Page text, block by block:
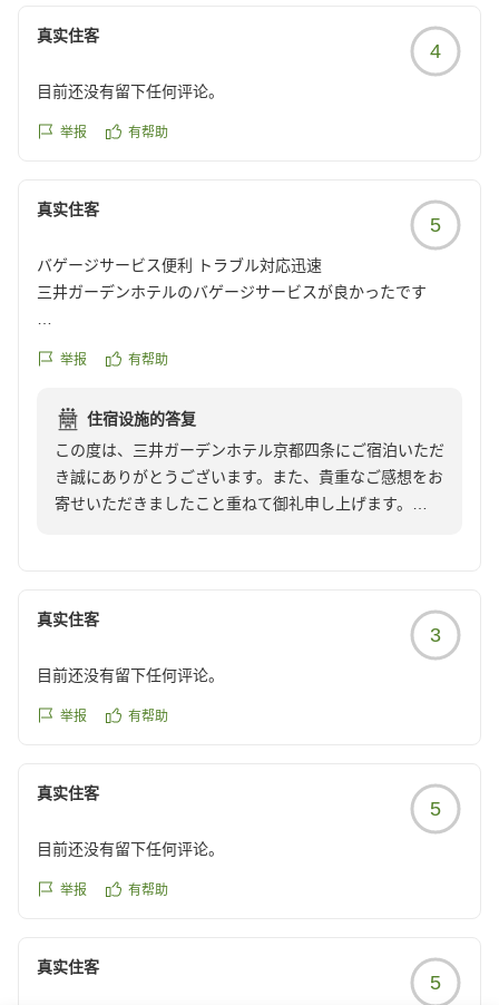
真实住客
4
目前还没有留下任何评论。
举报 有帮助
真实住客
5
バゲージサービス便利 トラブル対応迅速
三井ガーデンホテルのバゲージサービスが良かったです
たが、フロントの方が速攻来てくれて助かりました
クチコミの詳細はこちらから
https://review.travel.rakuten.co.jp/hotel/voice/1787?
举报 有帮助
住宿设施的答复
この度は、三井ガーデンホテル京都四条にご宿泊いただ
き誠にありがとうございます。また、貴重なご感想をお
寄せいただきましたこと重ねて御礼申し上げます。
いただいております。
当館では、館内でも客室でも京都らしい雰囲気をお楽し
みいただけるよう、京都三大祭りの一つである祇園祭を
都らしい和の空間で、日々の疲れを癒しゆったりとお寛
頂戴し、大変嬉しく存じます。
お困りのことがございましたら、何なりとお申し付けく
ださいませ。
皆様にご愛顧いただけるホテルを目指し、スタッフ一同
またのご来館を心よりお待ち申し上げております。
真实住客
3
目前还没有留下任何评论。
举报 有帮助
真实住客
5
目前还没有留下任何评论。
举报 有帮助
真实住客
5